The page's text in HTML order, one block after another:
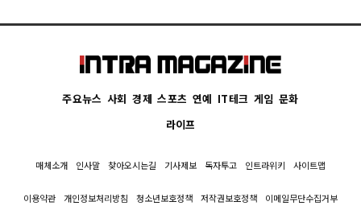
주요뉴스 사회 경제 스포츠 연예 IT테크 게임 문화
라이프
매체소개 인사말 찾아오시는길 기사제보 독자투고 인트라위키 사이트맵
이용약관 개인정보처리방침 청소년보호정책 저작권보호정책 이메일무단수집거부